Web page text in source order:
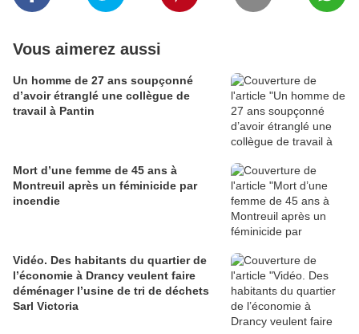
Vous aimerez aussi
Un homme de 27 ans soupçonné
d’avoir étranglé une collègue de
travail à Pantin
Mort d’une femme de 45 ans à
Montreuil après un féminicide par
incendie
Vidéo. Des habitants du quartier de
l’économie à Drancy veulent faire
déménager l’usine de tri de déchets
Sarl Victoria